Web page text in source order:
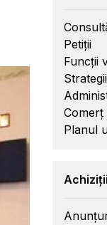
Petiții
Funcții
Comerț
Planul
Achiziții